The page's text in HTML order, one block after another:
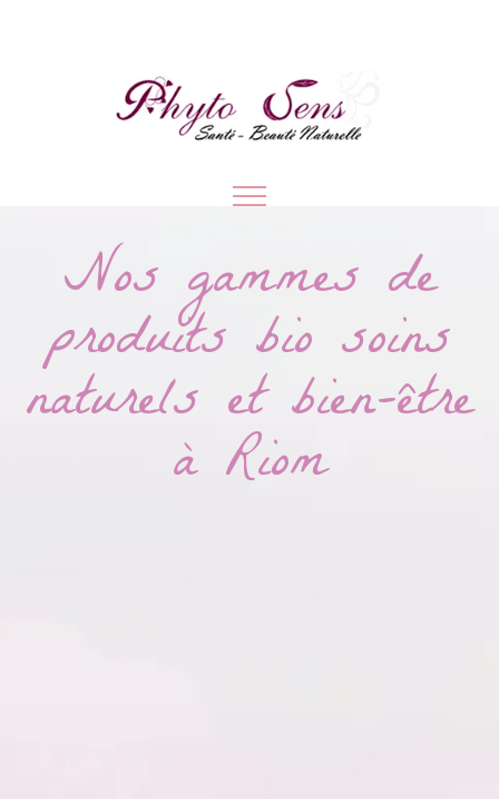
Nos gammes de
produits bio soins
naturels et bien-être
à Riom